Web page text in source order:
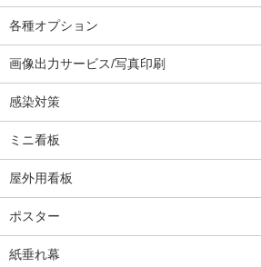
各種オプション
画像出力サービス/写真印刷
感染対策
ミニ看板
屋外用看板
ポスター
紙垂れ幕